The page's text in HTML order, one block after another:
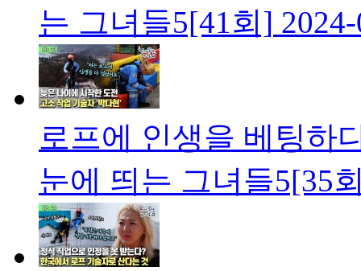
는 그녀들5[41회]
로프에 인생을 베팅하
눈에 띄는 그녀들5[35